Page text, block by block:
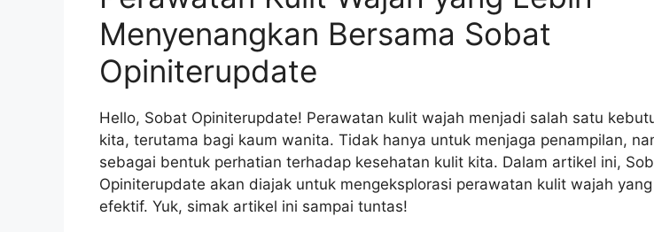
Menyenangkan Bersama Sobat
Opiniterupdate
Hello, Sobat Opiniterupdate! Perawatan kulit wajah menjadi salah satu
kita, terutama bagi kaum wanita. Tidak hanya untuk menjaga penampilan,
sebagai bentuk perhatian terhadap kesehatan kulit kita. Dalam artikel ini,
Opiniterupdate akan diajak untuk mengeksplorasi perawatan kulit wajah
efektif. Yuk, simak artikel ini sampai tuntas!